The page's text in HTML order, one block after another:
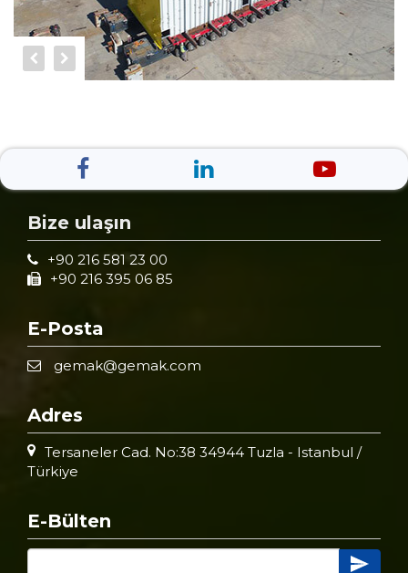
Bize ulaşın
+90 216 581 23 00
+90 216 395 06 85
E-Posta
gemak@gemak.com
Adres
Tersaneler Cad. No:38 34944 Tuzla - Istanbul /
Türkiye
E-Bülten